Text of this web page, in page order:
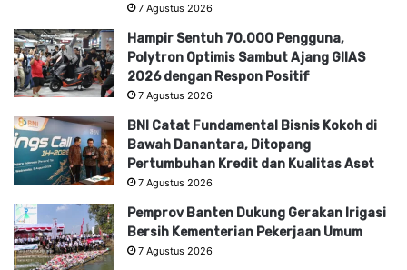
7 Agustus 2026
Hampir Sentuh 70.000 Pengguna,
Polytron Optimis Sambut Ajang GIIAS
2026 dengan Respon Positif
7 Agustus 2026
BNI Catat Fundamental Bisnis Kokoh di
Bawah Danantara, Ditopang
Pertumbuhan Kredit dan Kualitas Aset
7 Agustus 2026
Pemprov Banten Dukung Gerakan Irigasi
Bersih Kementerian Pekerjaan Umum
7 Agustus 2026